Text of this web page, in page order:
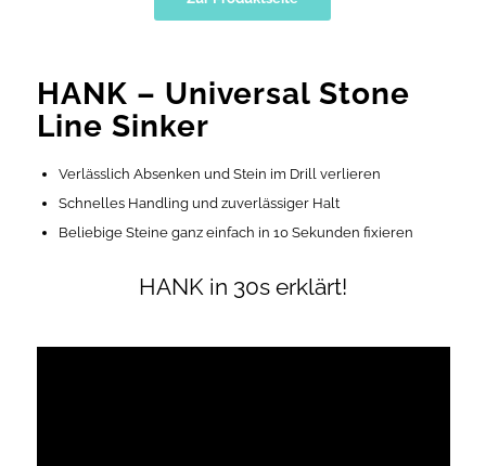
HANK – Universal Stone
Line Sinker
Verlässlich Absenken und Stein im Drill verlieren
Schnelles Handling und zuverlässiger Halt
Beliebige Steine ganz einfach in 10 Sekunden fixieren
HANK in 30s erklärt!